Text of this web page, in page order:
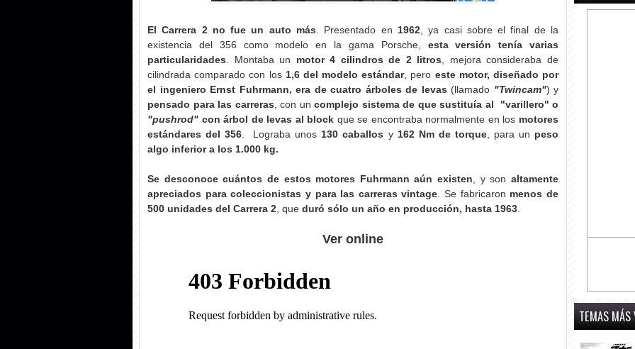
El Carrera 2 no fue un auto más . Presentado en 1962, ya casi sobre el final de la
existencia del 356 como modelo en la gama Porsche, esta versión tenía varias
particularidades . Montaba un motor 4 cilindros de 2 litros , mejora consideraba de
cilindrada comparado con los 1,6 del modelo estándar, pero este motor, diseñado por
el ingeniero Ernst Fuhrmann, era de cuatro árboles de levas (llamado "Twincam") y
pensado para las carreras , con un complejo sistema de que sustituía al "varillero" o
"pushrod" con árbol de levas al block que se encontraba normalmente en los motores
estándares del 356 . Lograba unos 130 caballos y 162 Nm de torque, para un peso
algo inferior a los 1.000 kg.
Se desconoce cuántos de estos motores Fuhrmann aún existen , y sonaltamente
apreciados para coleccionistas y para las carreras vintage . Se fabricaron menos de
500 unidades del Carrera 2 , que duró sólo un año en producción, hasta 1963
Ver online
TEMAS MÁS